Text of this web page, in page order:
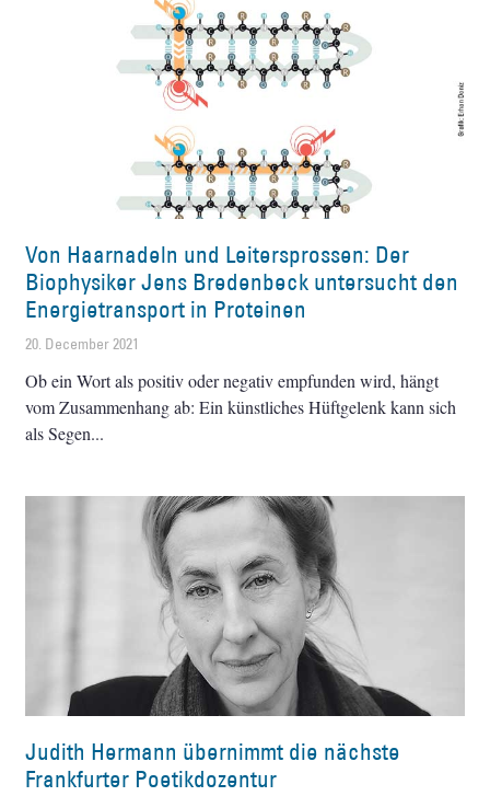
Von Haarnadeln und Leitersprossen: Der
Biophysiker Jens Bredenbeck untersucht den
Energietransport in Proteinen
20. December 2021
Ob ein Wort als positiv oder negativ empfunden wird, hängt
vom Zusammenhang ab: Ein künstliches Hüftgelenk kann sich
als Segen
Judith Hermann übernimmt die nächste
Frankfurter Poetikdozentur